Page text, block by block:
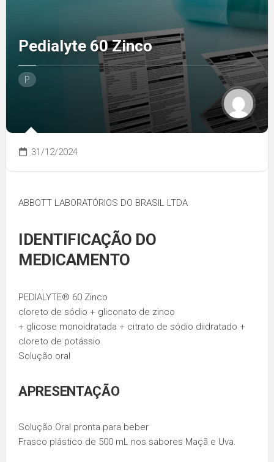
Pedialyte 60 Zinco
P
31/12/2024
ABBOTT LABORATÓRIOS DO BRASIL LTDA
IDENTIFICAÇÃO DO
MEDICAMENTO
PEDIALYTE® 60 Zinco
cloreto de sódio + gliconato de zinco
+ glicose monoidratada + citrato de sódio diidratado +
cloreto de potássio
Solução oral
APRESENTAÇÃO
Solução Oral pronta para beber
Frasco plástico de 500 mL nos sabores Maçã e Uva.